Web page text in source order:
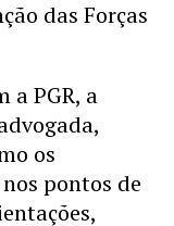
das Forças
a PGR, a
os
pontos de